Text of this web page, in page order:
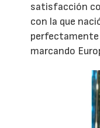
satisfacción
con la que
perfectamente
marcando